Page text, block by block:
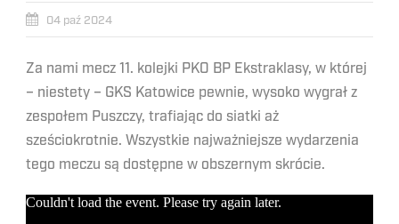
04 paź 2024
Za nami mecz 11. kolejki PKO BP Ekstraklasy, w której
– niestety – GKS Katowice pewnie, wysoko wygrał z
zespołem Puszczy, trafiając do siatki aż
sześciokrotnie. Wszystkie najważniejsze wydarzenia
tego meczu są dostępne w obszernym skrócie.